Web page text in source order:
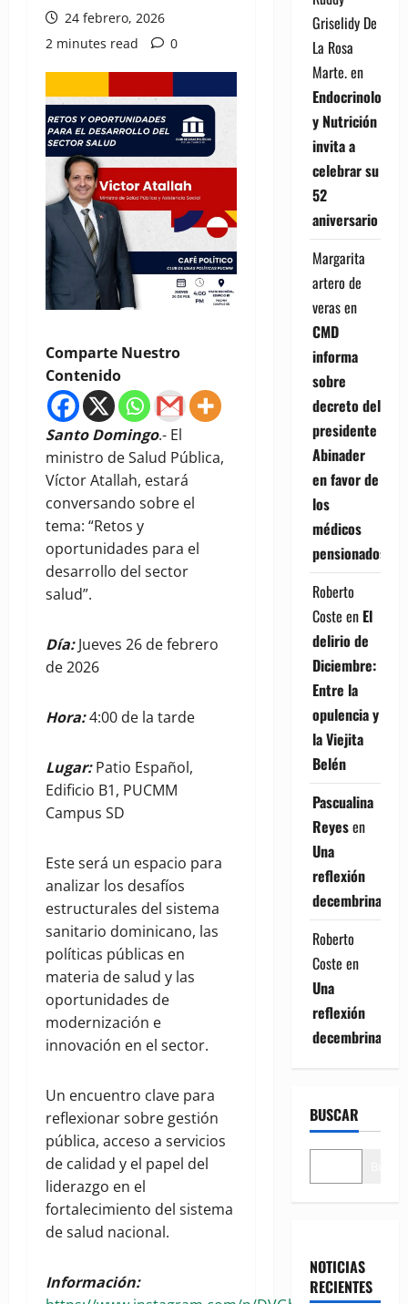
24 febrero, 2026
2 minutes read
0
Comparte Nuestro
Contenido
Santo Domingo.- El
ministro de Salud Pública,
Víctor Atallah, estará
conversando sobre el
tema: “Retos y
oportunidades para el
desarrollo del sector
salud”.
Día:Jueves 26 de febrero
de 2026
Hora:4:00 de la tarde
Lugar:Patio Español,
Edificio B1, PUCMM
Campus SD
Este será un espacio para
analizar los desafíos
estructurales del sistema
sanitario dominicano, las
políticas públicas en
materia de salud y las
oportunidades de
modernización e
innovación en el sector.
Un encuentro clave para
reflexionar sobre gestión
pública, acceso a servicios
de calidad y el papel del
liderazgo en el
fortalecimiento del sistema
de salud nacional.
Información:
Griselidy De
La Rosa
Marte.en
Endocrinología
y Nutrición
invita a
celebrar su
52
aniversario
Margarita
artero de
verasen
CMD
informa
sobre
decreto del
presidente
Abinader
en favor de
los
médicos
pensionados
Roberto
Coste en El
delirio de
Diciembre:
Entre la
opulencia y
la Viejita
Belén
Pascualina
Reyesen
Una
reflexión
decembrina
Roberto
Coste en
Una
reflexión
decembrina
BUSCAR
NOTICIAS
RECIENTES